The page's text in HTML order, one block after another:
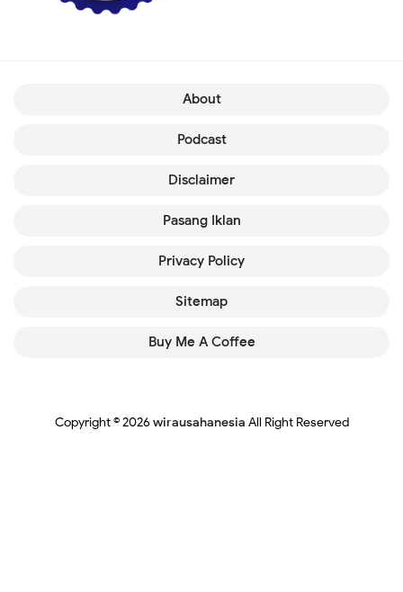
About
Podcast
Disclaimer
Pasang Iklan
Privacy Policy
Sitemap
Buy Me A Coffee
Copyright ©2026 wirausahanesia All Right Reserved